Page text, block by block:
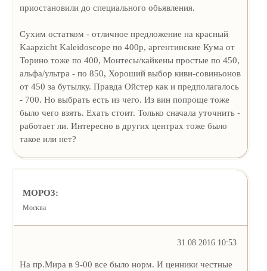
приостановили до специального обьявления.
Сухим остатком - отличное предложение на красный
Kaapzicht Kaleidoscope по 400р, аргентинские Кума от
Торино тоже по 400, Монтесы/кайкены простые по 450,
альфа/ультра - по 850, Хороший выбор киви-совиньонов
от 450 за бутылку. Правда Ойстер как и предполагалось
- 700. Но выбрать есть из чего. Из вин попроще тоже
было чего взять. Ехать стоит. Только сначала уточнить -
работает ли. Интересно в других центрах тоже было
такое или нет?
MOPO3:
Москва
31.08.2016 10:53
На пр.Мира в 9-00 все было норм. И ценники честные